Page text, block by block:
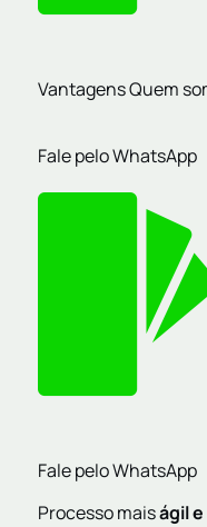
VantagensQuem
Fale pelo WhatsApp
Fale pelo WhatsApp
Processo maiságil